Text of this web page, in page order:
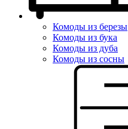
Комоды из березы
Комоды из бука
Комоды из дуба
Комоды из сосны